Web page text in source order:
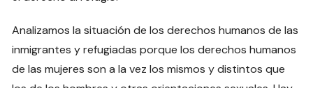
Analizamos la situación de los derechos humanos de las
inmigrantes y refugiadas porque los derechos humanos
de las mujeres son a la vez los mismos y distintos que